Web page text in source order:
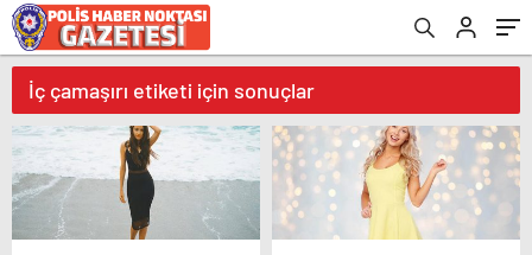
İç çamaşırı etiketi için sonuçlar